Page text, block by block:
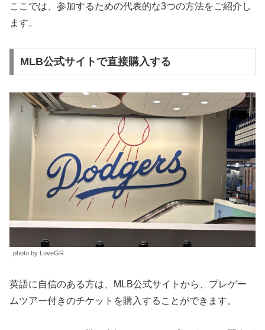
ここでは、参加するための代表的な3つの方法をご紹介し
ます。
MLB公式サイトで直接購入する
photo by LoveGR
英語に自信のある方は、MLB公式サイトから、プレゲー
ムツアー付きのチケットを購入することができます。